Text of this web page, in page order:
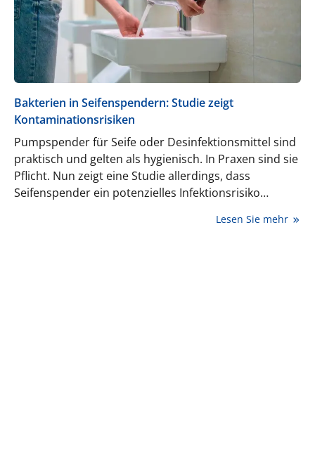
Bakterien in Seifenspendern: Studie zeigt
Kontaminationsrisiken
Pumpspender für Seife oder Desinfektionsmittel sind
praktisch und gelten als hygienisch. In Praxen sind sie
Pflicht. Nun zeigt eine Studie allerdings, dass
Seifenspender ein potenzielles Infektionsrisiko
Lesen Sie mehr